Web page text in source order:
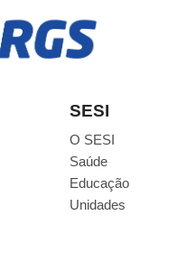
SESI
O SESI
Saúde
Educação
Unidades